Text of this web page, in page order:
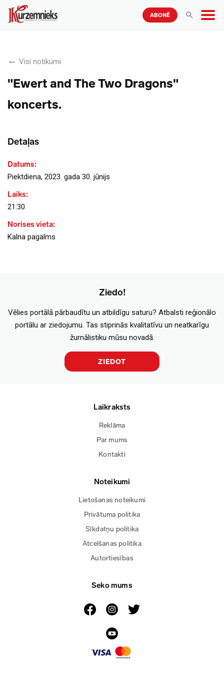
ABONĒ
Visi notikumi
"Ewert and The Two Dragons"
koncerts.
Detaļas
Datums:
Piektdiena, 2023. gada 30. jūnijs
Laiks:
21:30
Norises vieta:
Kalna pagalms
Ziedo!
Vēlies portālā pārbaudītu un atbildīgu saturu? Atbalsti reģionālo
portālu ar ziedojumu. Tas stiprinās kvalitatīvu un neatkarīgu
žurnālistiku mūsu novadā.
ZIEDOT
Laikraksts
Reklāma
Par mums
Kontakti
Noteikumi
Lietošanas noteikumi
Privātuma politika
Sīkdatņu politika
Atcelšanas politika
Autortiesības
Seko mums